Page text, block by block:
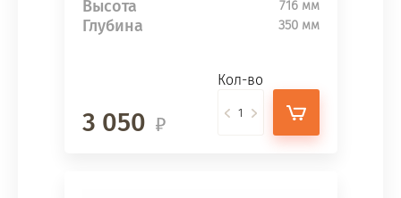
Высота 716 мм
Глубина 350 мм
3 050
Кол-во